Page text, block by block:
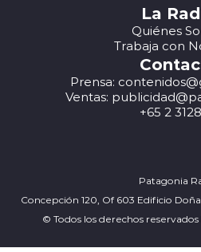
La
Quiénes
Trabaja con
Prensa:
Ventas:
+65 2
Patagonia
Concepción 120, Of 603 Edificio
© Todos los derechos